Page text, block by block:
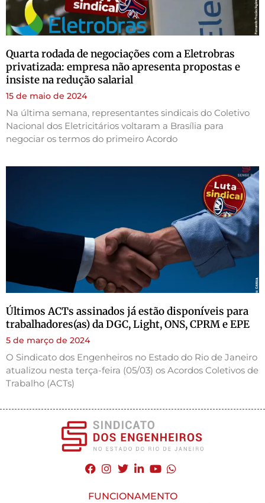
Quarta rodada de negociações com a Eletrobras
privatizada: empresa não apresenta propostas e
insiste na redução salarial
15 de maio de 2024
Na última semana, representantes sindicais do Coletivo
Nacional dos Eletricitários voltaram a Brasília para
negociar os termos do primeiro Acordo
Últimos ACTs assinados já estão disponíveis para
trabalhadores(as) da DGC, Light, ONS, CPRM e EPE
5 de março de 2024
O Sindicato dos Engenheiros no Estado do Rio de Janeiro
atualizou nesta terça-feira (05/03) os Acordos Coletivos de
Trabalho (ACTs)
FUNCIONAMENTO